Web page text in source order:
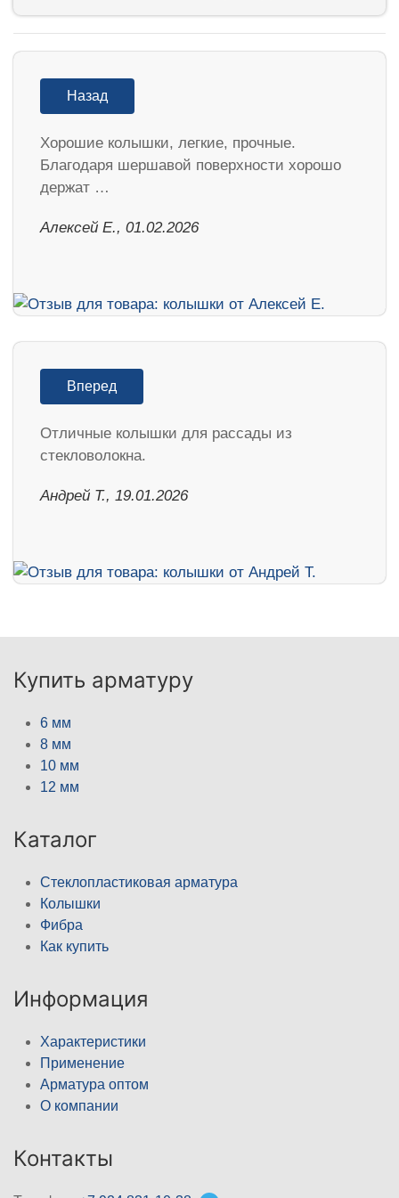
Назад
Хорошие колышки, легкие, прочные.
Благодаря шершавой поверхности хорошо
держат …
Алексей Е., 01.02.2026
Вперед
Отличные колышки для рассады из
стекловолокна.
Андрей Т., 19.01.2026
Купить арматуру
6 мм
8 мм
10 мм
12 мм
Каталог
Стеклопластиковая арматура
Колышки
Фибра
Как купить
Информация
Характеристики
Применение
Арматура оптом
О компании
Контакты